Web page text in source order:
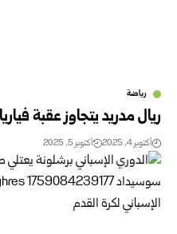
رياضة
ريال مدريد يتجاوز عقبة
أكتوبر 4, 2025 أكتوبر 5, 2025